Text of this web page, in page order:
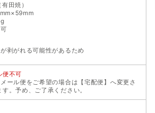
田焼）
剥がれる可能性があるため
便不可
ール便をご希望の場合は【宅配便】へ変更さ
。予め、ご了承ください。